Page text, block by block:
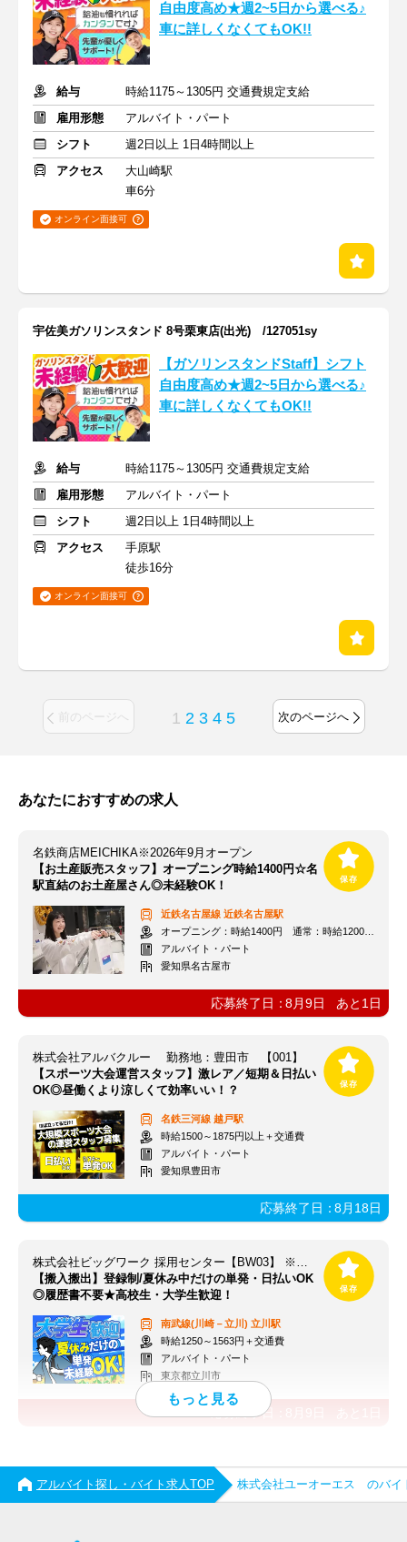
自由度高め★週2~5日から選べる♪
車に詳しくなくてもOK!!
給与
時給1175～1305円 交通費規定支給
雇用形態
アルバイト・パート
シフト
週2日以上 1日4時間以上
アクセス
大山崎駅
車6分
オンライン面接可
宇佐美ガソリンスタンド 8号栗東店(出光) /127051sy
【ガソリンスタンドStaff】シフト
自由度高め★週2~5日から選べる♪
車に詳しくなくてもOK!!
給与
時給1175～1305円 交通費規定支給
雇用形態
アルバイト・パート
シフト
週2日以上 1日4時間以上
アクセス
手原駅
徒歩16分
オンライン面接可
前のページへ 1 2 3 4 5 次のページへ
あなたにおすすめの求人
名鉄商店MEICHIKA※2026年9月オープン
【お土産販売スタッフ】オープニング時給1400円☆名
駅直結のお土産屋さん◎未経験OK！
近鉄名古屋線 近鉄名古屋駅
オープニング：時給1400円 通常：時給1200円～＋交通費全額支給
アルバイト・パート
愛知県名古屋市
応募終了日：8月9日 あと 1 日
株式会社アルバクルー 勤務地：豊田市 【001】
【スポーツ大会運営スタッフ】激レア／短期＆日払い
OK◎昼働くより涼しくて効率いい！？
名鉄三河線 越戸駅
時給1500～1875円以上＋交通費
アルバイト・パート
愛知県豊田市
応募終了日：8月18日
株式会社ビッグワーク 採用センター【BW03】 ※立川エリア
【搬入搬出】登録制/夏休み中だけの単発・日払いOK
◎履歴書不要★高校生・大学生歓迎！
南武線(川崎－立川) 立川駅
時給1250～1563円＋交通費
アルバイト・パート
東京都立川市
応募終了日：
アルバイト探し・バイト求人TOP 株式会社ユーオーエス のバイ